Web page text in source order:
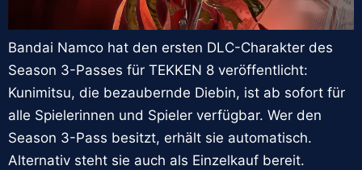
Bandai Namco hat den ersten DLC-Charakter des
Season 3-Passes für TEKKEN 8 veröffentlicht:
Kunimitsu, die bezaubernde Diebin, ist ab sofort für
alle Spielerinnen und Spieler verfügbar. Wer den
Season 3-Pass besitzt, erhält sie automatisch.
Alternativ steht sie auch als Einzelkauf bereit.